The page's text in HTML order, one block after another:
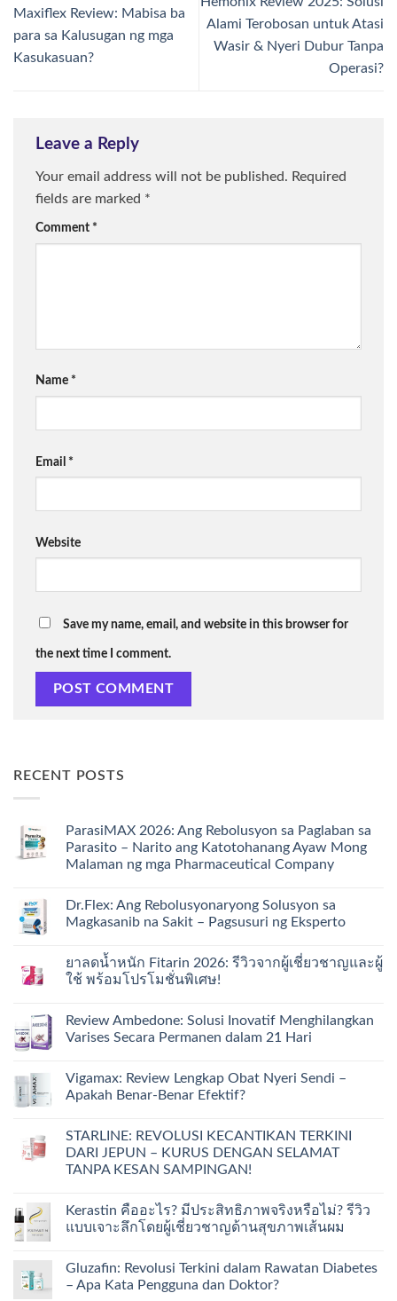
Maxiflex Review: Mabisa ba
para sa Kalusugan ng mga
Kasukasuan?
Alami Terobosan untuk Atasi
Wasir & Nyeri Dubur Tanpa
Operasi?
Leave a Reply
Your email address will not be published. Required
fields are marked *
Comment *
Name *
Email *
Website
Save my name, email, and website in this browser for
the next time I comment.
RECENT POSTS
ParasiMAX 2026: Ang Rebolusyon sa Paglaban sa
Parasito – Narito ang Katotohanang Ayaw Mong
Malaman ng mga Pharmaceutical Company
Dr.Flex: Ang Rebolusyonaryong Solusyon sa
Magkasanib na Sakit – Pagsusuri ng Eksperto
ยาลดน้ำหนัก Fitarin 2026: รีวิวจากผู้เชี่ยวชาญและผู้
ใช้ พร้อมโปรโมชั่นพิเศษ!
Review Ambedone: Solusi Inovatif Menghilangkan
Varises Secara Permanen dalam 21 Hari
Vigamax: Review Lengkap Obat Nyeri Sendi –
Apakah Benar-Benar Efektif?
STARLINE: REVOLUSI KECANTIKAN TERKINI
DARI JEPUN – KURUS DENGAN SELAMAT
TANPA KESAN SAMPINGAN!
Kerastin คืออะไร? มีประสิทธิภาพจริงหรือไม่? รีวิว
แบบเจาะลึกโดยผู้เชี่ยวชาญด้านสุขภาพเส้นผม
Gluzafin: Revolusi Terkini dalam Rawatan Diabetes
– Apa Kata Pengguna dan Doktor?